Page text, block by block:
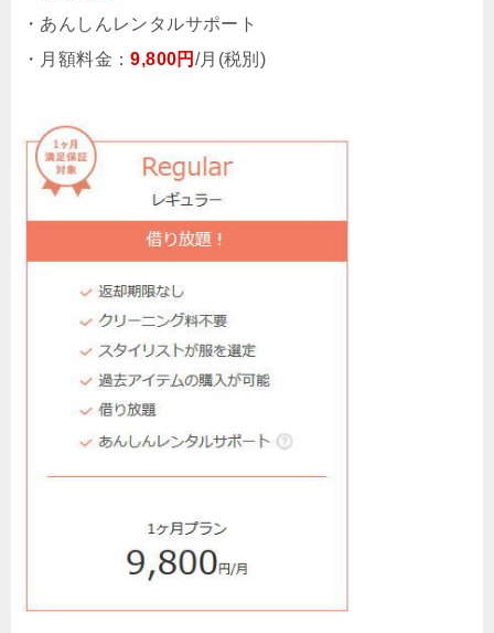
・あんしんレンタルサポート
・月額料金：9,800円 /月(税別)